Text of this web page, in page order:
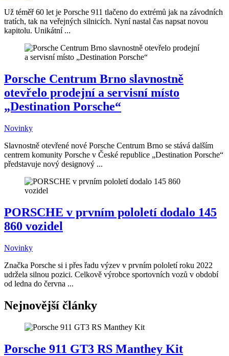
Už téměř 60 let je Porsche 911 tlačeno do extrémů jak na závodních
tratích, tak na veřejných silnicích. Nyní nastal čas napsat novou
kapitolu. Unikátní ...
Porsche Centrum Brno slavnostně
otevřelo prodejní a servisní místo
„Destination Porsche“
Novinky
Slavnostně otevřené nové Porsche Centrum Brno se stává dalším
centrem komunity Porsche v České republice „Destination Porsche“
představuje nový designový ...
PORSCHE v prvním pololetí dodalo 145
860 vozidel
Novinky
Značka Porsche si i přes řadu výzev v prvním pololetí roku 2022
udržela silnou pozici. Celkově výrobce sportovních vozů v období
od ledna do června ...
Nejnovější články
Porsche 911 GT3 RS Manthey Kit